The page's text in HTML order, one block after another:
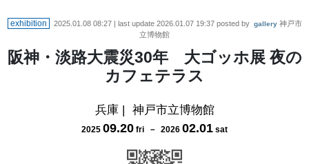
exhibition 2025.01.08 08:27| last update 2026.01.07 19:37posted by gallery 神戸市
立博物館
阪神・淡路大震災30年 大ゴッホ展 夜の
カフェテラス
兵庫| 神戸市立博物館
2025 09.20 fri － 2026 02.01 sat